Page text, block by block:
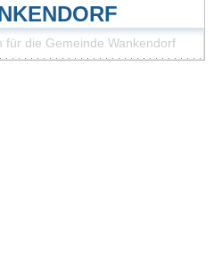
für die Gemeinde Wankendorf